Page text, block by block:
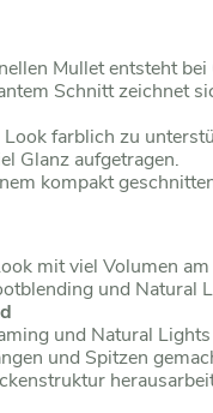
Mullet entsteht
Schnitt zeichnet
farblich zu
Glanz aufgetragen.
kompakt
mit viel Volumen
und
und Natural
und Spitzen